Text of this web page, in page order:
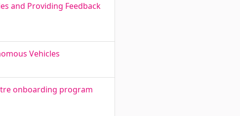
and Providing Feedback
Vehicles
onboarding program